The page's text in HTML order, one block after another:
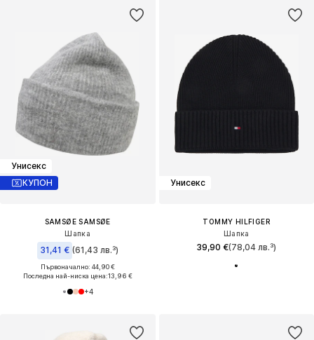
Унисекс
КУПОН
SAMSØE SAMSØE
Шапка
31,41 € (61,43 лв.³)
Първоначално: 44,90 €
Последна най-ниска цена:13,96 €
+4
Унисекс
TOMMY HILFIGER
Шапка
39,90 €(78,04 лв.³)